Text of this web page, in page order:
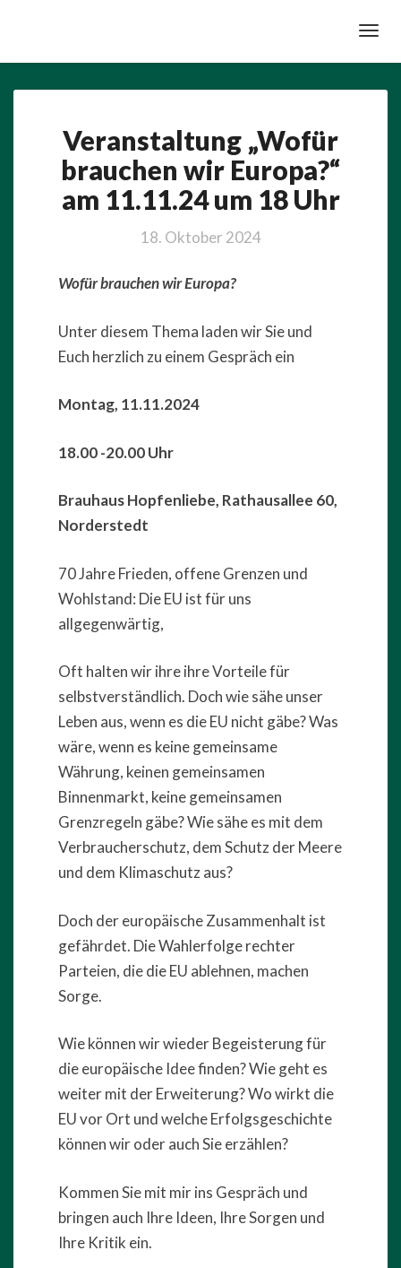
„Wofür
brauchen
wir
Europa?“
am
11.11.24
Uhr
Veranstaltung „Wofür
brauchen wir Europa?“
am 11.11.24 um 18 Uhr
18. Oktober 2024
Wofür brauchen wir Europa?
Unter diesem Thema laden wir Sie und
Euch herzlich zu einem Gespräch ein
Montag, 11.11.2024
18.00 -20.00 Uhr
Brauhaus Hopfenliebe, Rathausallee 60,
Norderstedt
70 Jahre Frieden, offene Grenzen und
Wohlstand: Die EU ist für uns
allgegenwärtig,
Oft halten wir ihre ihre Vorteile für
selbstverständlich. Doch wie sähe unser
Leben aus, wenn es die EU nicht gäbe? Was
wäre, wenn es keine gemeinsame
Währung, keinen gemeinsamen
Binnenmarkt, keine gemeinsamen
Grenzregeln gäbe? Wie sähe es mit dem
Verbraucherschutz, dem Schutz der Meere
und dem Klimaschutz aus?
Doch der europäische Zusammenhalt ist
gefährdet. Die Wahlerfolge rechter
Parteien, die die EU ablehnen, machen
Sorge.
Wie können wir wieder Begeisterung für
die europäische Idee finden? Wie geht es
weiter mit der Erweiterung? Wo wirkt die
EU vor Ort und welche Erfolgsgeschichte
können wir oder auch Sie erzählen?
Kommen Sie mit mir ins Gespräch und
bringen auch Ihre Ideen, Ihre Sorgen und
Ihre Kritik ein.